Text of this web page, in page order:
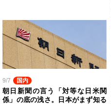
9/7 国内
朝日新聞の言う「対等な日米関
係」の底の浅さ。日本がまず知る